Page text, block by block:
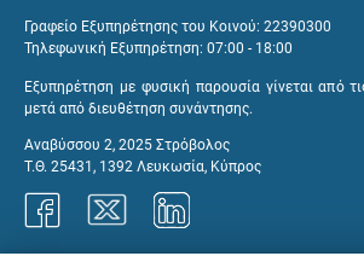
Γραφείο Εξυπηρέτησης του Κοινού: 22390300
Τηλεφωνική Εξυπηρέτηση: 07:00 - 18:00
Εξυπηρέτηση με φυσική παρουσία γίνεται από
μετά από διευθέτηση συνάντησης.
Αναβύσσου 2, 2025 Στρόβολος
Τ.Θ. 25431, 1392 Λευκωσία, Κύπρος